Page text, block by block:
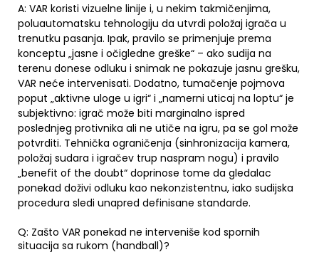
A: VAR koristi vizuelne linije i, u nekim takmičenjima,
poluautomatsku tehnologiju da utvrdi položaj igrača u
trenutku pasanja. Ipak, pravilo se primenjuje prema
konceptu „jasne i očigledne greške“ – ako sudija na
terenu donese odluku i snimak ne pokazuje jasnu grešku,
VAR neće intervenisati. Dodatno, tumačenje pojmova
poput „aktivne uloge u igri“ i „namerni uticaj na loptu“ je
subjektivno: igrač može biti marginalno ispred
poslednjeg protivnika ali ne utiče na igru, pa se gol može
potvrditi. Tehnička ograničenja (sinhronizacija kamera,
položaj sudara i igračev trup naspram nogu) i pravilo
„benefit of the doubt“ doprinose tome da gledalac
ponekad doživi odluku kao nekonzistentnu, iako sudijska
procedura sledi unapred definisane standarde.
Q: Zašto VAR ponekad ne interveniše kod spornih
situacija sa rukom (handball)?